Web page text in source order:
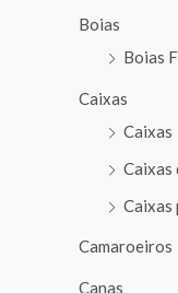
Boias
Boias
Caixas
Caixas
Caixas
Caixas
Camaroeiros
Canas